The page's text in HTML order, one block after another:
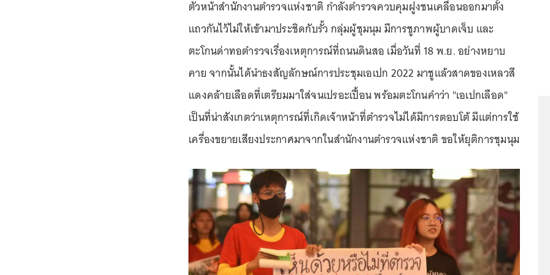
ตัวหน้าสำนักงานตำรวจแห่งชาติ กำลังตำรวจควบคุมฝูงชนเคลื่อนออกมาตั้ง
แถวกันไว้ไม่ให้เข้ามาประชิดกับรั้ว กลุ่มผู้ชุมนุม มีการชูภาพผู้บาดเจ็บ และ
ตะโกนด่าทอตำรวจเรื่องเหตุการณ์ที่ถนนดินสอ เมื่อวันที่ 18 พ.ย. อย่างหยาบ
คาย จากนั้นได้นำธงสัญลักษณ์การประชุมเอเปก 2022 มาชูแล้วสาดของเหลวสี
แดงคล้ายเลือดที่เตรียมมาใส่จนเปรอะเปื้อน พร้อมตะโกนคำว่า "เอเปกเลือด"
เป็นที่น่าสังเกตว่าเหตุการณ์ที่เกิดเจ้าหน้าที่ตำรวจไม่ได้มีการตอบโต้ มีแต่การใช้
เครื่องขยายเสียงประกาศมาจากในสำนักงานตำรวจแห่งชาติ ขอให้ยุติการชุมนุม